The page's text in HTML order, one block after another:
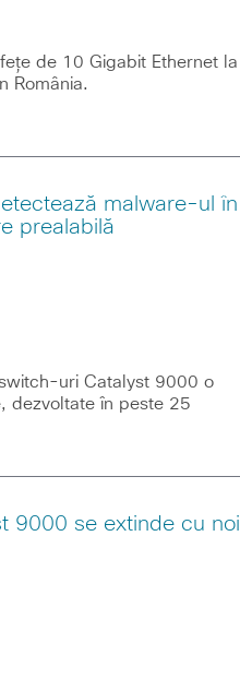
de 10 Gigabit Ethernet la
România.
malware-ul în
prealabilă
uri Catalyst 9000 o
dezvoltate în peste 25
9000 se extinde cu noi